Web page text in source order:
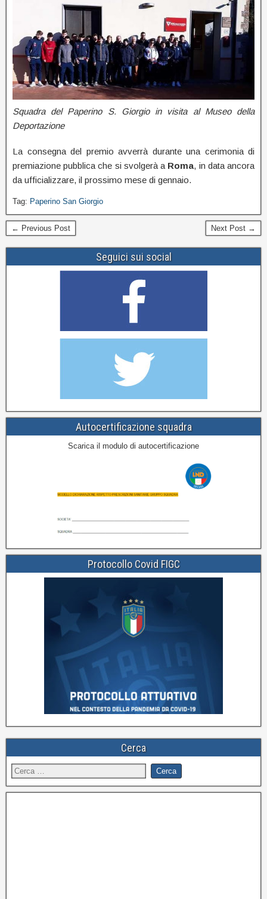
Squadra del Paperino S. Giorgio in visita al Museo della
Deportazione
La consegna del premio avverrà durante una cerimonia di
premiazione pubblica che si svolgerà a Roma, in data ancora
da ufficializzare, il prossimo mese di gennaio.
Tag: Paperino San Giorgio
← Previous Post Next Post →
Seguici sui social
Autocertificazione squadra
Scarica il modulo di autocertificazione
Protocollo Covid FIGC
Cerca